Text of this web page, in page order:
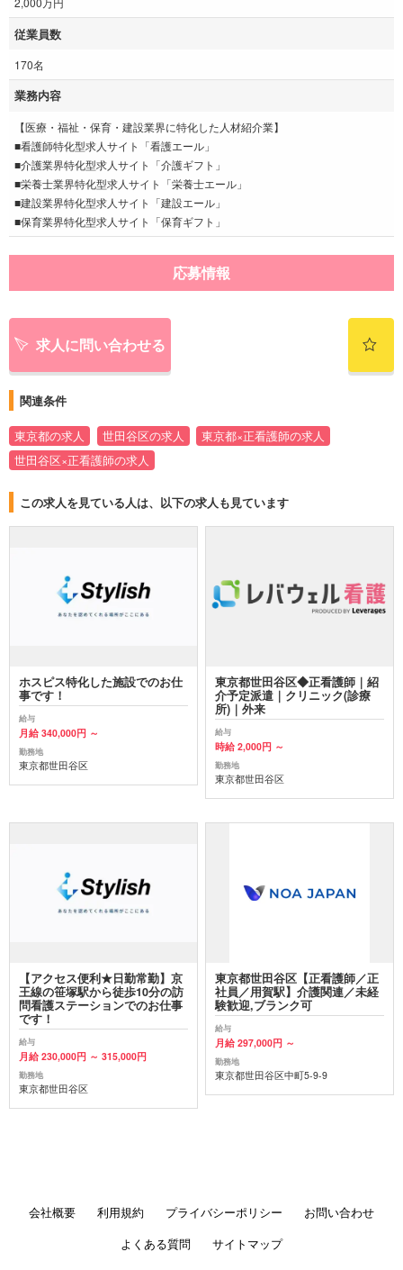
従業員数
170名
業務内容
【医療・福祉・保育・建設業界に特化した人材紹介業】
■看護師特化型求人サイト「看護エール」
■介護業界特化型求人サイト「介護ギフト」
■栄養士業界特化型求人サイト「栄養士エール」
■建設業界特化型求人サイト「建設エール」
■保育業界特化型求人サイト「保育ギフト」
応募情報
求人に問い合わせる
関連条件
東京都の求人 世田谷区の求人
東京都×正看護師の求人
世田谷区×正看護師の求人
この求人を見ている人は、以下の求人も見ています
ホスピス特化した施設でのお仕
事です！
給与
月給 340,000円 ～
勤務地
東京都世田谷区
東京都世田谷区◆正看護師｜紹
介予定派遣｜クリニック(診療
所)｜外来
給与
時給 2,000円 ～
勤務地
東京都世田谷区
【アクセス便利★日勤常勤】京
王線の笹塚駅から徒歩10分の訪
問看護ステーションでのお仕事
です！
給与
月給 230,000円 ～ 315,000円
勤務地
東京都世田谷区
東京都世田谷区【正看護師／正
社員／用賀駅】介護関連／未経
験歓迎,ブランク可
給与
月給 297,000円 ～
勤務地
東京都世田谷区中町5-9-9
会社概要 利用規約 プライバシーポリシー
お問い合わせ
よくある質問
サイトマップ